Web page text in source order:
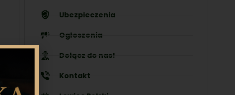
Ubezpieczenia
Ogłoszenia
Dołącz do nas!
Kontakt